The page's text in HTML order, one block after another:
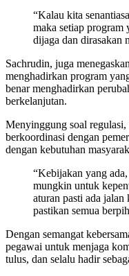
“Kalau kita
maka setiap
dijaga dan dirasakan
Sachrudin, juga
menghadirkan program
benar menghadirkan
berkelanjutan.
Menyinggung soal
berkoordinasi dengan
dengan kebutuhan
“Kebijakan yang
mungkin untuk
aturan pasti ada
pastikan semua
Dengan semangat
pegawai untuk menjaga
tulus, dan selalu hadir